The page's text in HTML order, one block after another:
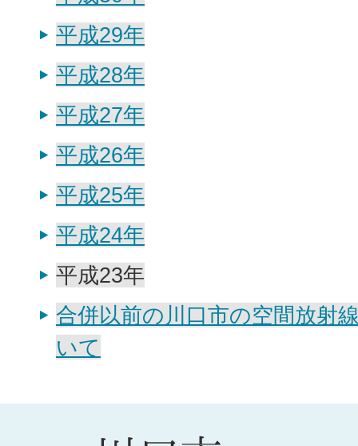
平成29年
平成28年
平成27年
平成26年
平成25年
平成24年
平成23年
合併以前の川口市の空間放射
いて